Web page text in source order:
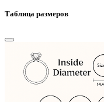
Таблица размеров